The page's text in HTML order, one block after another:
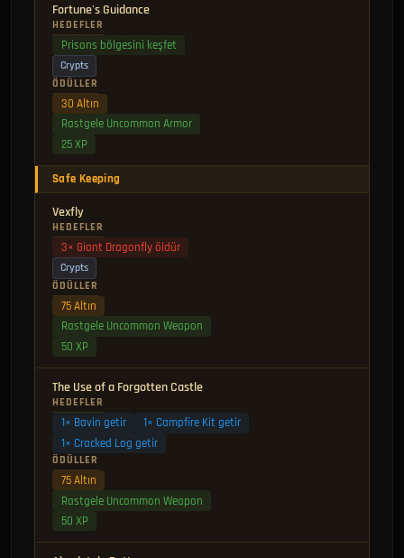
Fortune's Guidance
HEDEFLER
Prisons bölgesini keşfet
Crypts
ÖDÜLLER
30 Altın
Rastgele Uncommon Armor
25 XP
Safe Keeping
Vexfly
HEDEFLER
3× Giant Dragonfly öldür
Crypts
ÖDÜLLER
75 Altın
Rastgele Uncommon Weapon
50 XP
The Use of a Forgotten Castle
HEDEFLER
1× Bavin getir
1× Campfire Kit getir
1× Cracked Log getir
ÖDÜLLER
75 Altın
Rastgele Uncommon Weapon
50 XP